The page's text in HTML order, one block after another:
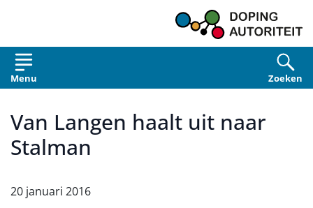
Menu Zoeken
Van Langen haalt uit naar
Stalman
20 januari 2016